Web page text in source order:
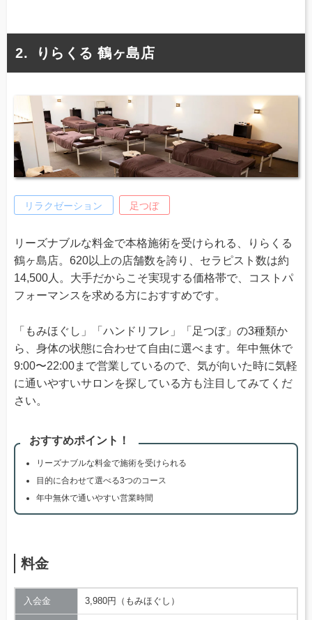
りらくる 鶴ヶ島店
リラクゼーション 足つぼ
リーズナブルな料金で本格施術を受けられる、りらくる
鶴ヶ島店。620以上の店舗数を誇り、セラピスト数は約
14,500人。大手だからこそ実現する価格帯で、コストパ
フォーマンスを求める方におすすめです。
「もみほぐし」「ハンドリフレ」「足つぼ」の3種類か
ら、身体の状態に合わせて自由に選べます。年中無休で
9:00〜22:00まで営業しているので、気が向いた時に気軽
に通いやすいサロンを探している方も注目してみてくだ
さい。
おすすめポイント！
リーズナブルな料金で施術を受けられる
目的に合わせて選べる3つのコース
年中無休で通いやすい営業時間
料金
入会金 3,980円（もみほぐし）